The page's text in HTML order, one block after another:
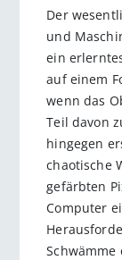
Der
und
ein
auf einem
wenn das
Teil davon
hingegen
chaotische
gefärbten
Computer